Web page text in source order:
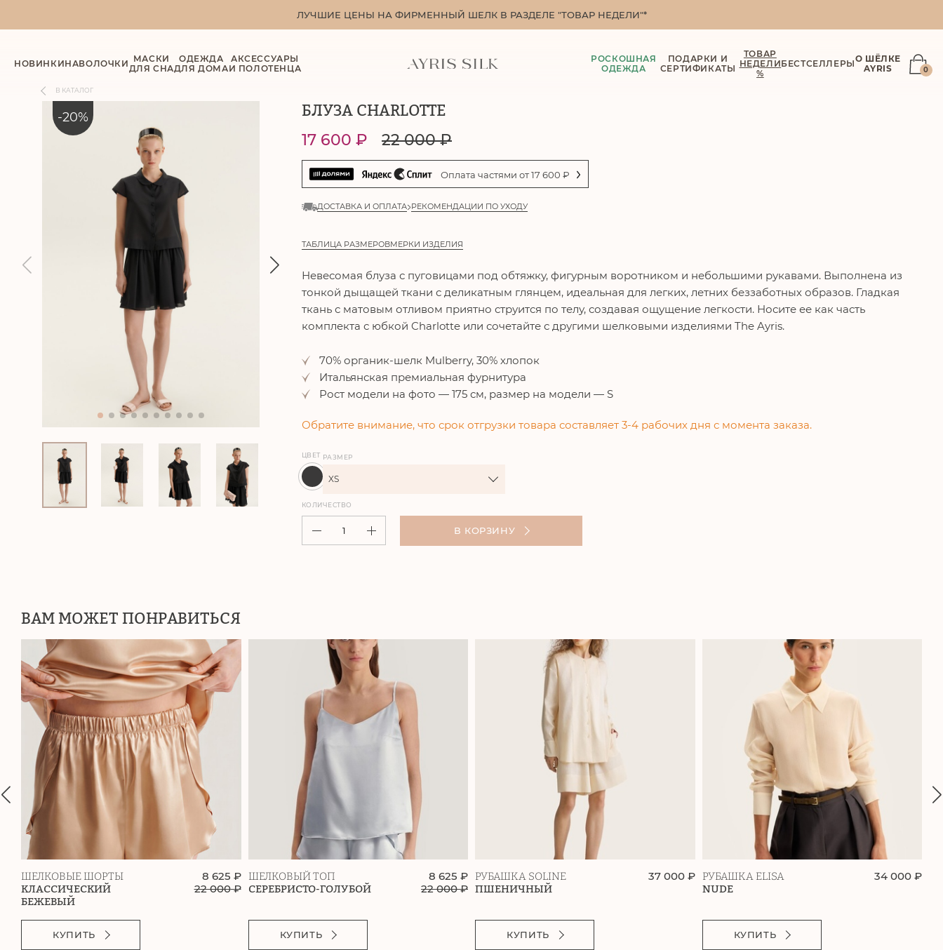
ЛУЧШИЕ ЦЕНЫ НА ФИРМЕННЫЙ ШЕЛК В РАЗДЕЛЕ "ТОВАР НЕДЕЛИ"*
НОВИНКИНАВОЛОЧКИ МАСКИ
ДЛЯ СНА
ОДЕЖДА
ДЛЯ ДОМА
АКСЕССУАРЫ
И ПОЛОТЕНЦА
РОСКОШНАЯ
ОДЕЖДА
ПОДАРКИ И
СЕРТИФИКАТЫ
ТОВАР
НЕДЕЛИ
%
БЕСТСЕЛЛЕРЫО ШЁЛКЕ
AYRIS
0
-20%
В КАТАЛОГ
БЛУЗА CHARLOTTE
22 000₽
17 600 ₽
Оплата частями от17 600 ₽
ДОСТАВКА И ОПЛАТА РЕКОМЕНДАЦИИ ПО УХОДУ
ТАБЛИЦА РАЗМЕРОВМЕРКИ ИЗДЕЛИЯ
Невесомая блуза с пуговицами под обтяжку, фигурным воротником и небольшими рукавами. Выполнена из
тонкой дыщащей ткани с деликатным глянцем, идеальная для легких, летних беззаботных образов. Гладкая
ткань с матовым отливом приятно струится по телу, создавая ощущение легкости. Носите ее как часть
комплекта с юбкой Charlotte или сочетайте с другими шелковыми изделиями The Ayris.
70% органик-шелк Mulberry, 30% хлопок
Итальянская премиальная фурнитура
Рост модели на фото — 175 см, размер на модели — S
Обратите внимание, что срок отгрузки товара составляет 3-4 рабочих дня с момента заказа.
ЦВЕТ РАЗМЕР
XS
КОЛИЧЕСТВО
В КОРЗИНУ
ВАМ МОЖЕТ ПОНРАВИТЬСЯ
ШЕЛКОВЫЕ ШОРТЫ
КЛАССИЧЕСКИЙ
БЕЖЕВЫЙ
8 625 ₽
22 000₽
КУПИТЬ
ШЕЛКОВЫЙ ТОП
СЕРЕБРИСТО-ГОЛУБОЙ
8 625 ₽
22 000₽
КУПИТЬ
РУБАШКА SOLINE
ПШЕНИЧНЫЙ
37 000 ₽
КУПИТЬ
РУБАШКА ELISA
NUDE
34 000 ₽
КУПИТЬ